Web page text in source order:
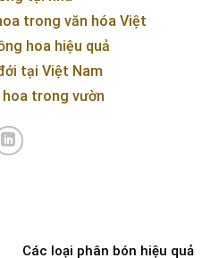
trong văn hóa Việt
hoa hiệu quả
tại Việt Nam
trong vườn
Các loại phân bón hiệu quả